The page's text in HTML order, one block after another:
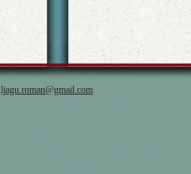
ljagu.roman@gmail.com